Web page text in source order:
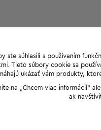
ste súhlasili s používaním
Tieto súbory cookie sa
ukázať vám produkty,
na „Chcem viac informácií“
ak